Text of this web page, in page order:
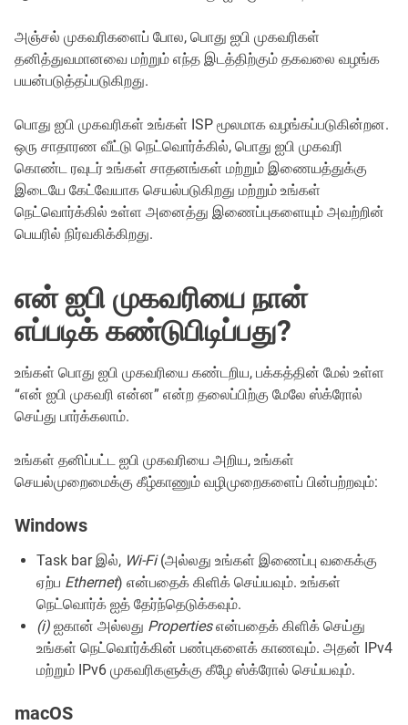
அஞ்சல் முகவரிகளைப் போல, பொது ஐபி முகவரிகள்
தனித்துவமானவை மற்றும் எந்த இடத்திற்கும் தகவலை வழங்க
பயன்படுத்தப்படுகிறது.
பொது ஐபி முகவரிகள் உங்கள் ISP மூலமாக வழங்கப்படுகின்றன.
ஒரு சாதாரண வீட்டு நெட்வொர்க்கில், பொது ஐபி முகவரி
கொண்ட ரவுடர் உங்கள் சாதனங்கள் மற்றும் இணையத்துக்கு
இடையே கேட்வேயாக செயல்படுகிறது மற்றும் உங்கள்
நெட்வொர்க்கில் உள்ள அனைத்து இணைப்புகளையும் அவற்றின்
பெயரில் நிர்வகிக்கிறது.
என் ஐபி முகவரியை நான்
எப்படிக் கண்டுபிடிப்பது?
உங்கள் பொது ஐபி முகவரியை கண்டறிய, பக்கத்தின் மேல் உள்ள
“என் ஐபி முகவரி என்ன” என்ற தலைப்பிற்கு மேலே ஸ்க்ரோல்
செய்து பார்க்கலாம்.
உங்கள் தனிப்பட்ட ஐபி முகவரியை அறிய, உங்கள்
செயல்முறைமைக்கு கீழ்காணும் வழிமுறைகளைப் பின்பற்றவும்:
Windows
Task bar இல், Wi-Fi(அல்லது உங்கள் இணைப்பு வகைக்கு
ஏற்ப Ethernet) என்பதைக் கிளிக் செய்யவும். உங்கள்
நெட்வொர்க் ஐத் தேர்ந்தெடுக்கவும்.
(i) ஐகான் அல்லது Propertiesஎன்பதைக் கிளிக் செய்து
உங்கள் நெட்வொர்க்கின் பண்புகளைக் காணவும். அதன் IPv4
மற்றும் IPv6 முகவரிகளுக்கு கீழே ஸ்க்ரோல் செய்யவும்.
macOS